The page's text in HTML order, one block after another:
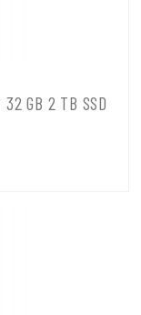
GB 2 TB SSD